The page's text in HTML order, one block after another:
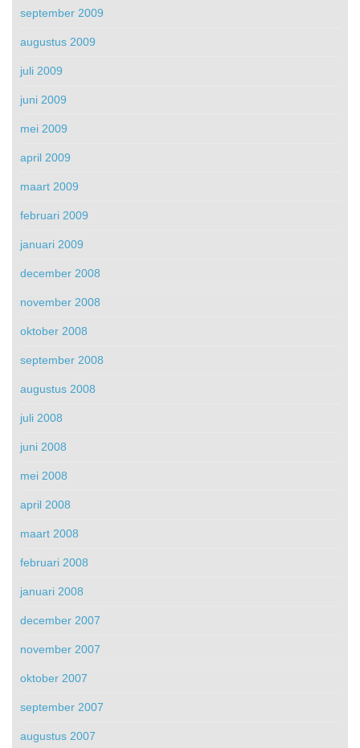
september 2009
augustus 2009
juli 2009
juni 2009
mei 2009
april 2009
maart 2009
februari 2009
januari 2009
december 2008
november 2008
oktober 2008
september 2008
augustus 2008
juli 2008
juni 2008
mei 2008
april 2008
maart 2008
februari 2008
januari 2008
december 2007
november 2007
oktober 2007
september 2007
augustus 2007